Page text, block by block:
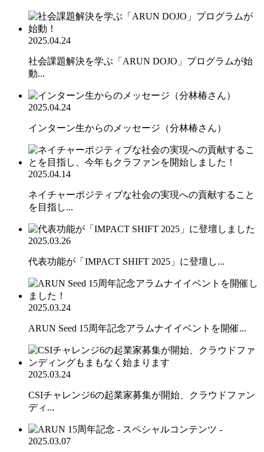
2025.04.24
社会課題解決を学ぶ「ARUN DOJO」プログラムが始
動...
2025.04.24
インターン生からのメッセージ（分林椿さん）
2025.04.14
ネイチャーポジティブな社会の実現への貢献すること
を目指し...
2025.03.26
代表功能が「IMPACT SHIFT 2025」に登壇し...
2025.03.24
ARUN Seed 15周年記念アラムナイイベントを開催...
2025.03.24
CSIチャレンジ6の起業家募集が開始、クラウドファン
ディ...
2025.03.07